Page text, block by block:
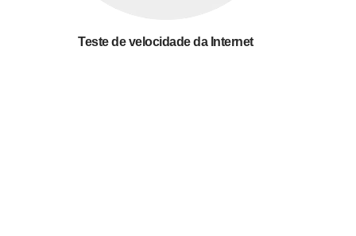
Teste de velocidade da Internet